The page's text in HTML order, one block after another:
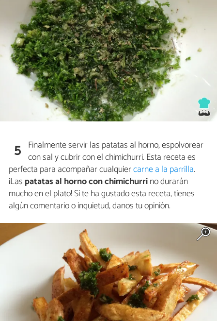
5 Finalmente servir las patatas al horno, espolvorear
con sal y cubrir con el chimichurri. Esta receta es
perfecta para acompañar cualquiercarne a la parrilla.
¡Las patatas al horno con chimichurrino durarán
mucho en el plato! Si te ha gustado esta receta, tienes
algún comentario o inquietud, danos tu opinión.